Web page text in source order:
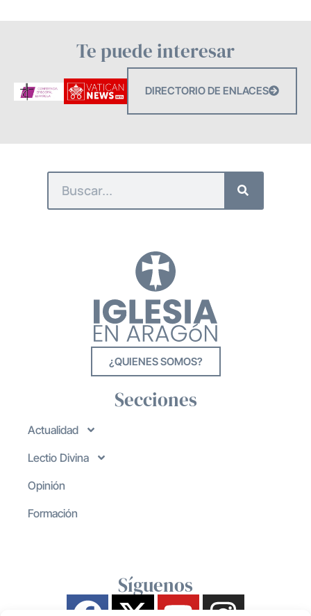
Te puede interesar
DIRECTORIO DE ENLACES
¿QUIENES SOMOS?
Secciones
Actualidad
Lectio Divina
Opinión
Formación
Síguenos